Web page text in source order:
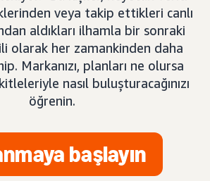
veya takip ettikleri canlı
aldıkları ilhamla bir sonraki
olarak her zamankinden daha
Markanızı, planları ne olursa
nasıl buluşturacağınızı
öğrenin.
başlayın